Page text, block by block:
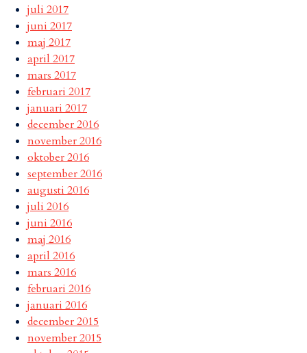
juli 2017
juni 2017
maj 2017
april 2017
mars 2017
februari 2017
januari 2017
december 2016
november 2016
oktober 2016
september 2016
augusti 2016
juli 2016
juni 2016
maj 2016
april 2016
mars 2016
februari 2016
januari 2016
december 2015
november 2015